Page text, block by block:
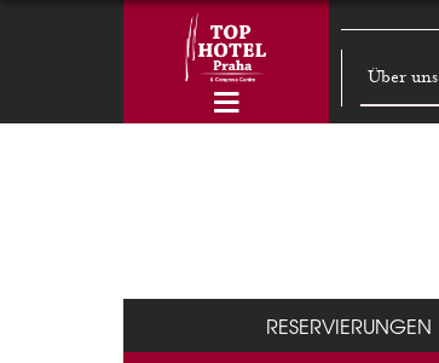
Über uns
RESERVIERUNGEN